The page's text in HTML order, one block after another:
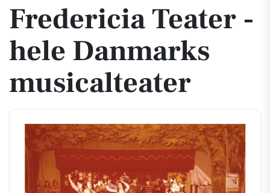
Fredericia Teater -
hele Danmarks
musicalteater